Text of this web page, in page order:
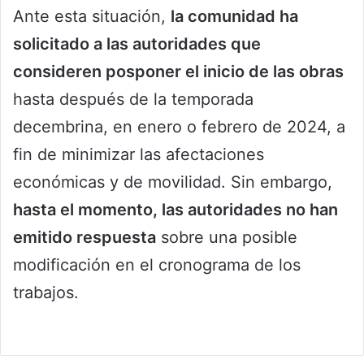
Ante esta situación, la comunidad ha
solicitado a las autoridades que
consideren posponer el inicio de las obras
hasta después de la temporada
decembrina, en enero o febrero de 2024, a
fin de minimizar las afectaciones
económicas y de movilidad. Sin embargo,
hasta el momento, las autoridades no han
emitido respuesta sobre una posible
modificación en el cronograma de los
trabajos.